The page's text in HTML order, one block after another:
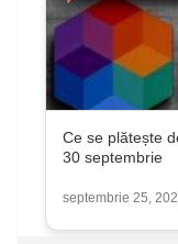
Ce se plătește
30 septembrie
septembrie 25,